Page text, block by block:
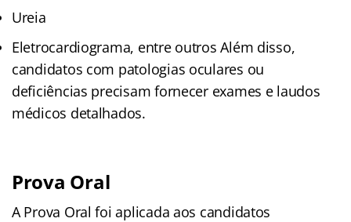
Ureia
Eletrocardiograma, entre outros Além disso,
candidatos com patologias oculares ou
deficiências precisam fornecer exames e laudos
médicos detalhados.
Prova Oral
A Prova Oral foi aplicada aos candidatos